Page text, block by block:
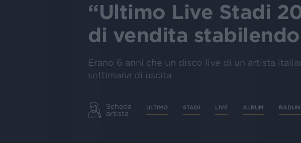
“Ultimo Live Stadi
di vendita
Erano 6 anni che un disco live di un artista
settimana di uscita
Scheda
artista
ULTIMO STADI LIVE ALBUM